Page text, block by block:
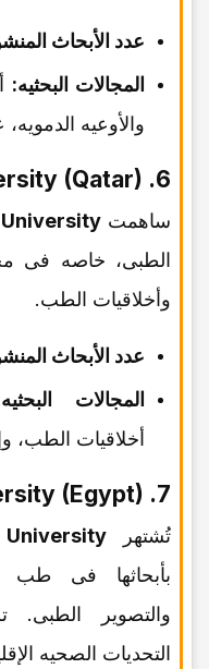
عدد الأبحاث المنشوره
المجالات البحثیه:
والأوعیه
6. Qatar University (Qatar)
ساهمت
الطبی، خاصه فی
وأخلاقیات الطب.
عدد الأبحاث المنشوره
المجالات
أخلاقیات الطب،
7. Ain Shams University (Egypt)
تُشتهر
بأبحاثها فی طب
والتصویر الطبی.
التحدیات الصحیه